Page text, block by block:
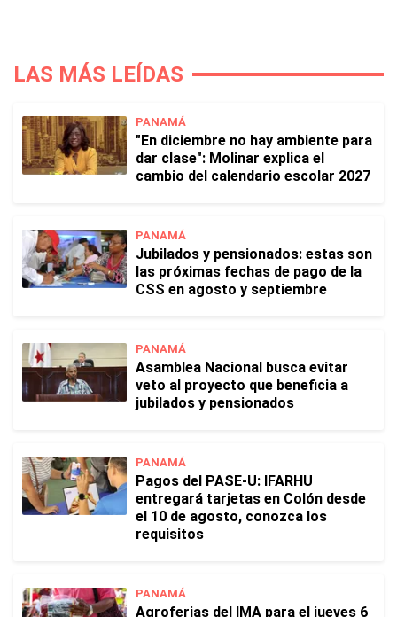
LAS MÁS LEÍDAS
PANAMÁ
"En diciembre no hay ambiente para
dar clase": Molinar explica el
cambio del calendario escolar 2027
PANAMÁ
Jubilados y pensionados: estas son
las próximas fechas de pago de la
CSS en agosto y septiembre
PANAMÁ
Asamblea Nacional busca evitar
veto al proyecto que beneficia a
jubilados y pensionados
PANAMÁ
Pagos del PASE-U: IFARHU
entregará tarjetas en Colón desde
el 10 de agosto, conozca los
requisitos
PANAMÁ
Agroferias del IMA para el jueves 6